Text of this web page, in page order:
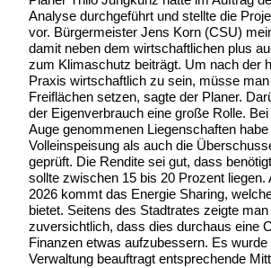
Analyse durchgeführt und stellte die
vor. Bürgermeister Jens Korn (CSU)
damit neben dem wirtschaftlichen plus
zum Klimaschutz beiträgt. Um nach der
Praxis wirtschaftlich zu sein, müsse
Freiflächen setzen, sagte der Planer.
der Eigenverbrauch eine große Rolle.
Auge genommenen Liegenschaften
Volleinspeisung als auch die
geprüft. Die Rendite sei gut, dass
sollte zwischen 15 bis 20 Prozent liegen.
2026 kommt das Energie Sharing,
bietet. Seitens des Stadtrates zeigte
zuversichtlich, dass dies durchaus eine
Finanzen etwas aufzubessern. Es wurde
Verwaltung beauftragt entsprechende